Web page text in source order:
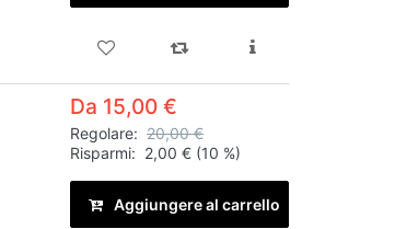
Da 15,00 €
Regolare: 20,00 €
Risparmi: 2,00 € (10 %)
Aggiungere al carrello